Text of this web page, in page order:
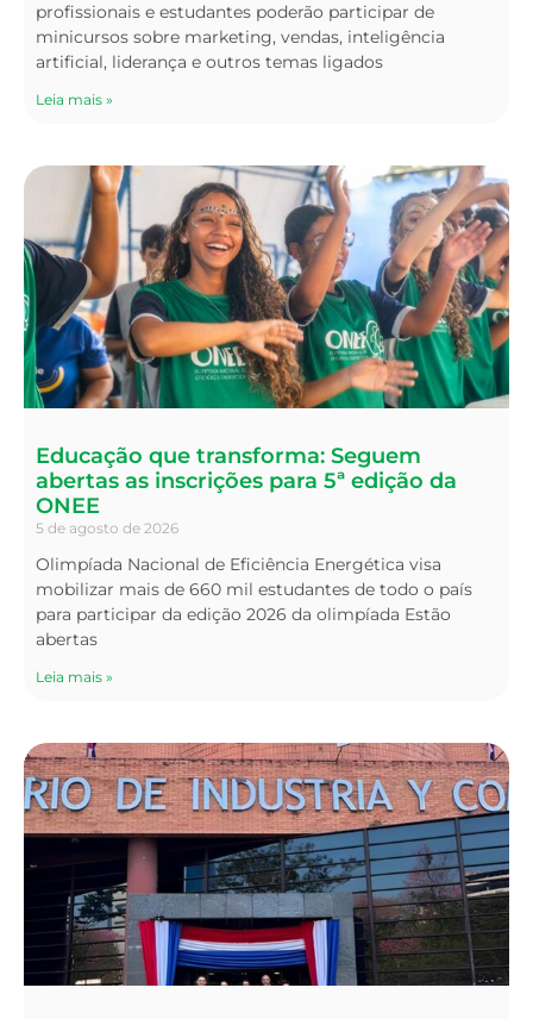
profissionais e estudantes poderão participar de
minicursos sobre marketing, vendas, inteligência
artificial, liderança e outros temas ligados
Leia mais »
Educação que transforma: Seguem
abertas as inscrições para 5ª edição da
ONEE
5 de agosto de 2026
Olimpíada Nacional de Eficiência Energética visa
mobilizar mais de 660 mil estudantes de todo o país
para participar da edição 2026 da olimpíada Estão
abertas
Leia mais »